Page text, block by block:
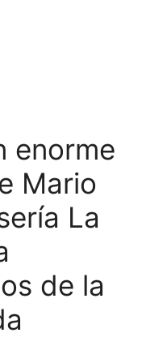
enorme
Mario
La
de la